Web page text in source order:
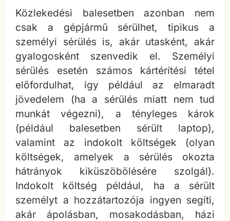
Közlekedési balesetben azonban nem
csak a gépjármű sérülhet, tipikus a
személyi sérülés is, akár utasként, akár
gyalogosként szenvedik el. Személyi
sérülés esetén számos kártérítési tétel
előfordulhat, így például az elmaradt
jövedelem (ha a sérülés miatt nem tud
munkát végezni), a tényleges károk
(például balesetben sérült laptop),
valamint az indokolt költségek (olyan
költségek, amelyek a sérülés okozta
hátrányok kiküszöbölésére szolgál).
Indokolt költség például, ha a sérült
személyt a hozzátartozója ingyen segíti,
akár ápolásban, mosakodásban, házi